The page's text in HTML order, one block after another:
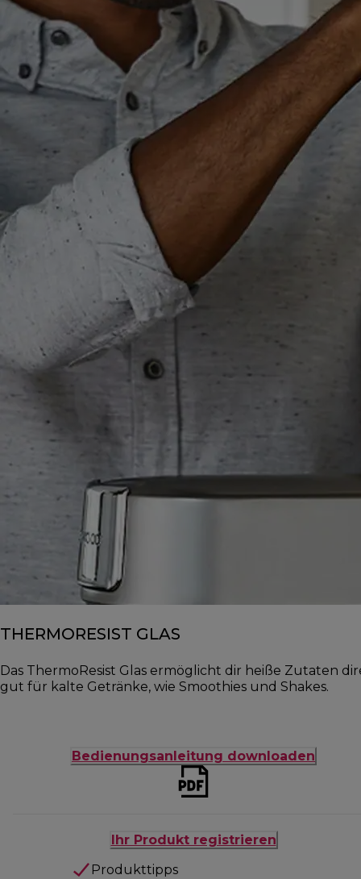
THERMORESIST GLAS
Das ThermoResist Glas ermöglicht dir heiße Zutaten
gut für kalte Getränke, wie Smoothies und Shakes.
Bedienungsanleitung downloaden
Ihr Produkt registrieren
Produkttipps